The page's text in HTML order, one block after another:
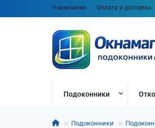
О компании Оплата и доставка
Подоконники
Подоконники